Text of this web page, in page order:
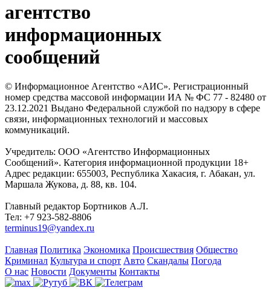
агентство
информационных
сообщений
© Информационное Агентство «АИС». Регистрационный
номер средства массовой информации ИА № ФС 77 - 82480 от
23.12.2021 Выдано Федеральной службой по надзору в сфере
связи, информационных технологий и массовых
коммуникаций.
Учредитель: ООО «Агентство Информационных
Сообщений». Категория информационной продукции 18+
Адрес редакции: 655003, Республика Хакасия, г. Абакан, ул.
Маршала Жукова, д. 88, кв. 104.
Главный редактор Бортников А.Л.
Тел: +7 923-582-8806
terminus19@yandex.ru
Главная Политика Экономика Происшествия Общество
Криминал Культура и спорт Авто Скандалы Погода
О нас Новости Документы Контакты